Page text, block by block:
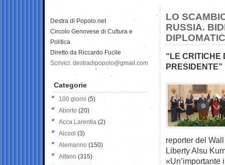
LO
RUSSIA.
“LE CRITICHE
PRESIDENTE”
reporter del
Liberty Alsu
Destra di Popolo.net
Circolo Genovese di Cultura e
Politica
Diretto da Riccardo Fucile
Scrivici: destradipopolo@gmail.com
Categorie
100 giorni (5)
Aborto (20)
Acca Larentia (2)
Alcool (3)
Alemanno (150)
Alfano (315)